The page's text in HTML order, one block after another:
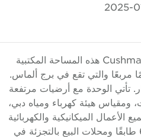
2025-
تقدم Cushman & Wakefield Core هذه المساحة المكتبية
192.03 قدمًا مربعًا والتي تقع في برج ألماس.
الوحدة مع أرضيات مرتفعة
هيئة كهرباء ومياه دبي،
الميكانيكية والكهربائية
يتألف المبنى من 63 طابقًا ومحلات البيع بالتجزئة في